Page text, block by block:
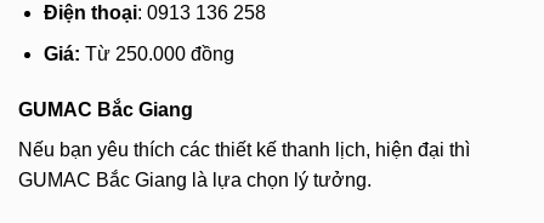
Điện thoại: 0913 136 258
Giá: Từ 250.000 đồng
GUMAC Bắc Giang
Nếu bạn yêu thích các thiết kế thanh lịch, hiện đại thì
GUMAC Bắc Giang là lựa chọn lý tưởng.